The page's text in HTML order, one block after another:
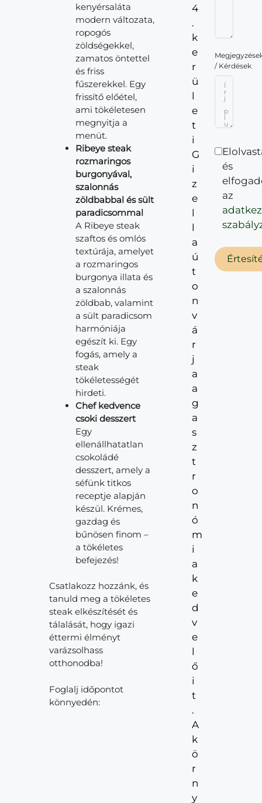
kenyérsaláta
modern változata,
ropogós
zöldségekkel,
zamatos öntettel
és friss
fűszerekkel. Egy
frissítő előétel,
ami tökéletesen
megnyitja a
menüt.
Ribeye steak
rozmaringos
burgonyával,
szalonnás
zöldbabbal és sült
paradicsommal
A Ribeye steak
szaftos és omlós
textúrája, amelyet
a rozmaringos
burgonya illata és
a szalonnás
zöldbab, valamint
a sült paradicsom
harmóniája
egészít ki. Egy
fogás, amely a
steak
tökéletességét
hirdeti.
Chef kedvence
csoki desszert
Egy
ellenállhatatlan
csokoládé
desszert, amely a
séfünk titkos
receptje alapján
készül. Krémes,
gazdag és
bűnösen finom –
a tökéletes
befejezés!
Csatlakozz hozzánk, és
tanuld meg a tökéletes
steak elkészítését és
tálalását, hogy igazi
éttermi élményt
varázsolhass
otthonodba!
Foglalj időpontot
könnyedén:
4
.
k
e
r
ü
l
e
t
i
G
i
z
e
l
l
a
ú
t
o
n
v
á
r
j
a
a
g
a
s
z
t
r
o
n
ó
m
i
a
k
e
d
v
e
l
ő
i
t
.
A
k
ö
r
n
y
/ Kérdések
és
az